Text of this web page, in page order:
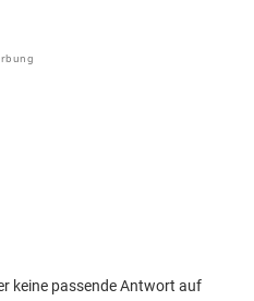
keine passende Antwort auf